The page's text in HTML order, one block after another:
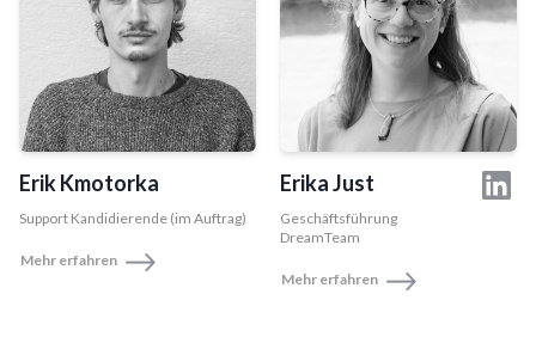
Erik Kmotorka
Support Kandidierende (im Auftrag)
Mehr erfahren
Erika Just
Geschäftsführung
DreamTeam
Mehr erfahren